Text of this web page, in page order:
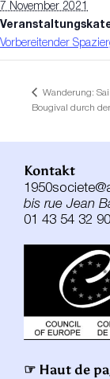
7 November 2021
Vorbereitender
Wanderung:
Bougival durch
☞ Haut de
Kontakt
bis rue Jean
01 43 54 32 90